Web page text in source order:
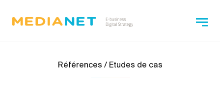
Références / Etudes de cas